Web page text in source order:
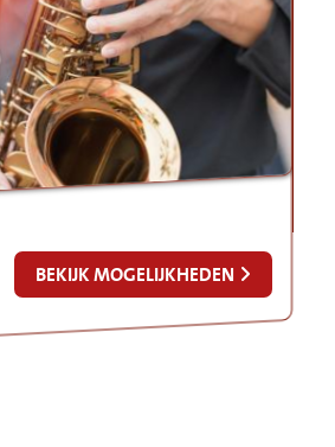
BEKIJK MOGELIJKHEDEN